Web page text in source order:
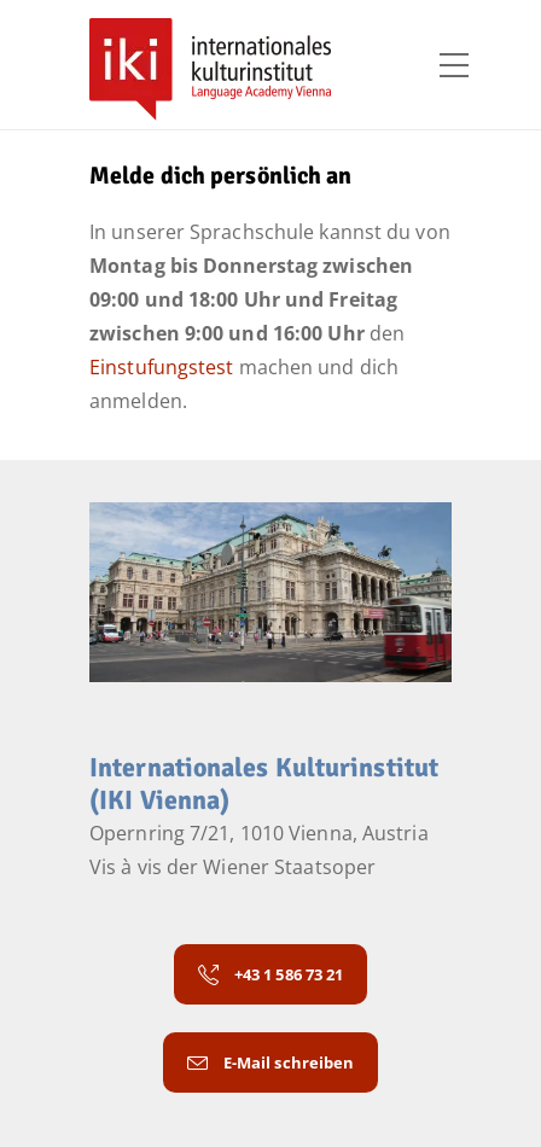
Melde dich persönlich an
In unserer Sprachschule kannst du von
Montag bis Donnerstag zwischen
09:00 und 18:00 Uhr und Freitag
zwischen 9:00 und 16:00 Uhr den
Einstufungstest machen und dich
anmelden.
Internationales Kulturinstitut
(IKI Vienna)
Opernring 7/21, 1010 Vienna, Austria
Vis à vis der Wiener Staatsoper
+43 1 586 73 21
E-Mail schreiben